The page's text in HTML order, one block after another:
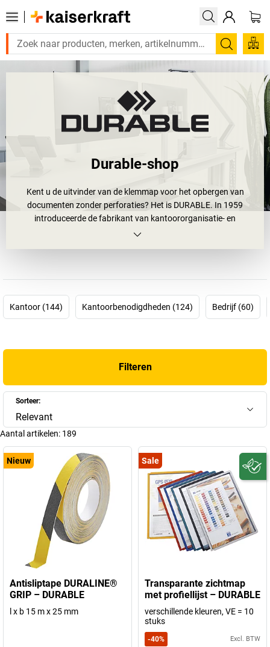
Zoeken
Durable-shop
Kent u de uitvinder van de klemmap voor het opbergen van
documenten zonder perforaties? Het is DURABLE. In 1959
introduceerde de fabrikant van kantoororganisatie- en
presentatiemiddelen de gepatenteerde DURACLIP®-klemmap. De
binden, ordenen en sorteren alsook informeren en presenteren.
Producten die op grond van hun kwaliteit, functionaliteit,
firma ’The style of success’.
U kent vast ook de bekende andere producten van DURABLE,
sleutelkastjes. Niet? Dan wordt het tijd dat u ze leert kennen! Wij
Kantoor (144) Kantoorbenodigdheden (124) Bedrijf (60)
Filteren
Sorteer:
Relevant
Aantal artikelen: 189
Nieuw
Antisliptape DURALINE®
GRIP – DURABLE
l x b 15 m x 25 mm
Sale
Transparante zichtmap
met profiellijst – DURABLE
verschillende kleuren, VE = 10
stuks
-40% Excl. BTW